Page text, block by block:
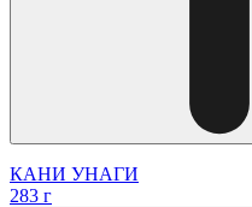
КАНИ УНАГИ
283 г